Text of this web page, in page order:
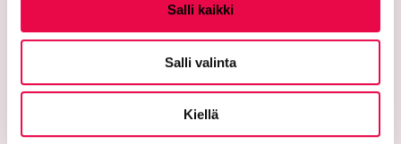
Salli kaikki
Salli valinta
Kiellä
Riihimäen kaupunki:
Verkkolaskutusosoite/OVT-tunnus
003701525634694
Kaupungin y-tunnus 0152563-4